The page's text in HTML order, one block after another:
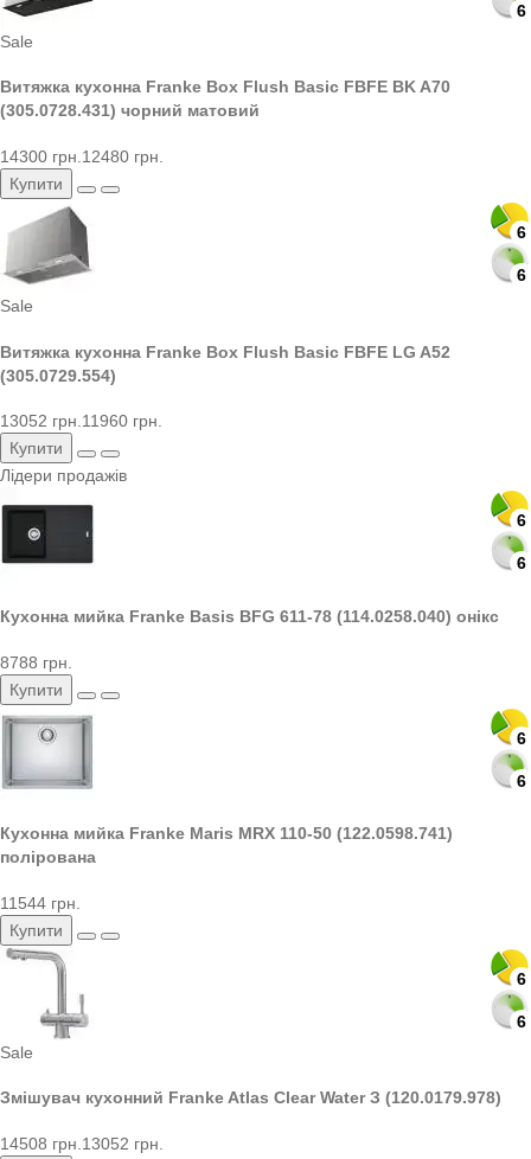
6
6
Sale
Витяжка кухонна Franke Box Flush Basic FBFE BK A70
(305.0728.431) чорний матовий
14300 грн. 12480 грн.
Купити
6
6
6
6
Sale
Витяжка кухонна Franke Box Flush Basic FBFE LG A52
(305.0729.554)
13052 грн.11960 грн.
Купити
Лідери продажів
6
6
Кухонна мийка Franke Basis BFG 611-78 (114.0258.040) онікс
8788 грн.
Купити
6
6
Кухонна мийка Franke Maris MRX 110-50 (122.0598.741)
полірована
11544 грн.
Купити
6
6
Sale
Змішувач кухонний Franke Atlas Clear Water З (120.0179.978)
14508 грн. 13052 грн.